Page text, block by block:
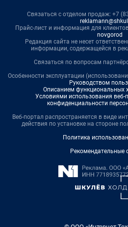
Связаться с отделом продаж: +7
Прайс-лист и информация для
novgorod
Редакция сайта не несет
информации, содержащейся в
Связаться по вопросам
Особенности эксплуатации
Руководством
Описанием функциональных
Условиями использования веб-
конфиденциальности
Веб-портал распространяется в виде
действия по установке на стороне
Политика
Рекомендательные